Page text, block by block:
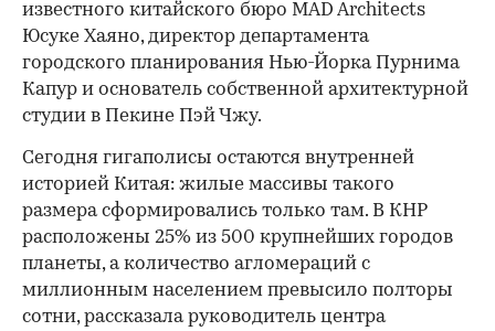
известного китайского бюро MAD Architects
Юсуке Хаяно, директор департамента
городского планирования Нью-Йорка Пурнима
Капур и основатель собственной архитектурной
студии в Пекине Пэй Чжу.
Сегодня гигаполисы остаются внутренней
историей Китая: жилые массивы такого
размера сформировались только там. В КНР
расположены 25% из 500 крупнейших городов
планеты, а количество агломераций с
миллионным населением превысило полторы
сотни, рассказала руководитель центра